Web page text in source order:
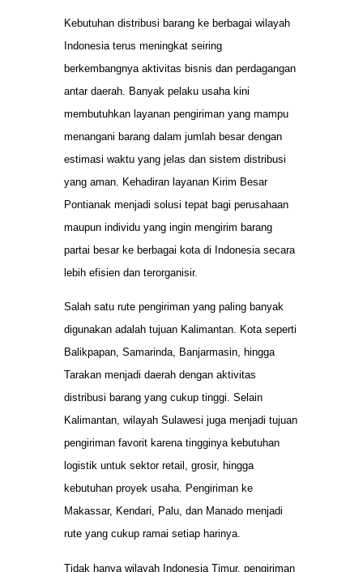
Kebutuhan distribusi barang ke berbagai wilayah
Indonesia terus meningkat seiring
berkembangnya aktivitas bisnis dan perdagangan
antar daerah. Banyak pelaku usaha kini
membutuhkan layanan pengiriman yang mampu
menangani barang dalam jumlah besar dengan
estimasi waktu yang jelas dan sistem distribusi
yang aman. Kehadiran layanan Kirim Besar
Pontianak menjadi solusi tepat bagi perusahaan
maupun individu yang ingin mengirim barang
partai besar ke berbagai kota di Indonesia secara
lebih efisien dan terorganisir.
Salah satu rute pengiriman yang paling banyak
digunakan adalah tujuan Kalimantan. Kota seperti
Balikpapan, Samarinda, Banjarmasin, hingga
Tarakan menjadi daerah dengan aktivitas
distribusi barang yang cukup tinggi. Selain
Kalimantan, wilayah Sulawesi juga menjadi tujuan
pengiriman favorit karena tingginya kebutuhan
logistik untuk sektor retail, grosir, hingga
kebutuhan proyek usaha. Pengiriman ke
Makassar, Kendari, Palu, dan Manado menjadi
rute yang cukup ramai setiap harinya.
Tidak hanya wilayah Indonesia Timur, pengiriman